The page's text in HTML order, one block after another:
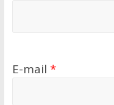
E-mail *